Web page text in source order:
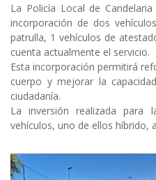
La Policía Local de
incorporación de dos
patrulla, 1 vehículos de
cuenta actualmente el servicio.
Esta incorporación permitirá
cuerpo y mejorar la
ciudadanía.
La inversión realizada para
vehículos, uno de ellos híbrido,